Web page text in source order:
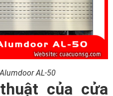
AL-50
của cửa